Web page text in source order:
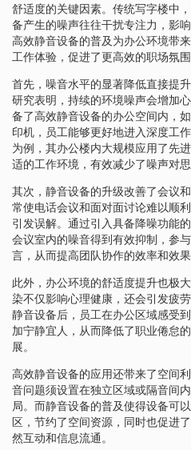
舒适度的关键因素。传统写字楼中
备产生的噪声往往干扰专注力，影
高效静音设备的普及为办公环境带
工作体验，促进了更高效的职场氛围
首先，噪音水平的显著降低直接提
研究表明，持续的环境噪声会增加
备了高效静音设备的办公空间内，
印机，员工能够更好地进入深度工
为例，其办公楼内大规模应用了先
适的工作环境，有效减少了噪声对思
其次，静音设备的升级改善了会议
常使电话会议和面对面讨论难以顺
引发误解。通过引入具备降噪功能
会议室内的噪音得到有效抑制，参
言，从而提高团队协作的效率和效果
此外，办公环境的舒适度提升也极
染不仅影响心理健康，还会引发疲
静音设备后，员工在办公区域感受
加宁静宜人，从而降低了职业倦怠
展。
高效静音设备的应用还带来了空间
音问题须设置在独立区域或隔音间
局。而静音设备的普及使得设备可
区，节约了空间资源，同时也促进
然互动和信息流通。